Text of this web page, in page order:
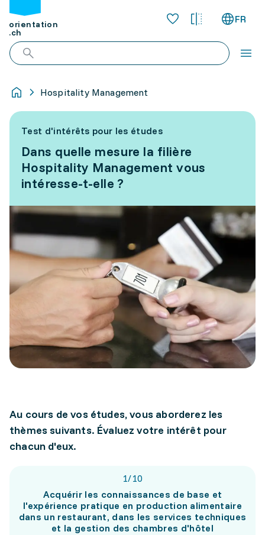
orientation
.ch
FR
Hospitality Management
Test d'intérêts pour les études
Dans quelle mesure la filière
Hospitality Management vous
intéresse-t-elle ?
Au cours de vos études, vous aborderez les
thèmes suivants. Évaluez votre intérêt pour
chacun d'eux.
1/10
Acquérir les connaissances de base et
l'expérience pratique en production alimentaire
dans un restaurant, dans les services techniques
et la gestion des chambres d'hôtel